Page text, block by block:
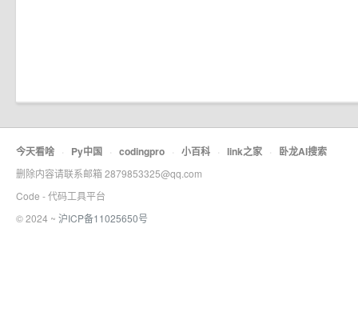
今天看啥 · Py中国 · codingpro · 小百科 · link之家 · 卧龙AI搜索
删除内容请联系邮箱 2879853325@qq.com
Code - 代码工具平台
© 2024 ~ 沪ICP备11025650号